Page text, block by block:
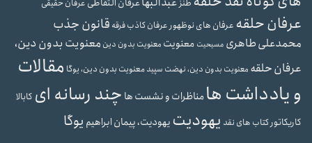
طنز عرفان التقاطی عرفان حقیقی
عرفان حلقه عرفان های نوظهور عرفان کاذبفرقه قانون جذب
محمدعلی طاهری مسیحیت معنویت معنویت بدون دین معنویت بدون دین،
عرفان حلقه معنویت بدون دین، نهضت سپیدمعنویت بدون دین، یوگا مقالات
و یادداشت هامناظرات و نشست ها چند رسانه ای کابالا
کاریکاتور کتاب های نقد یهودیت یهودیت، پیمان ابراهیم یوگا